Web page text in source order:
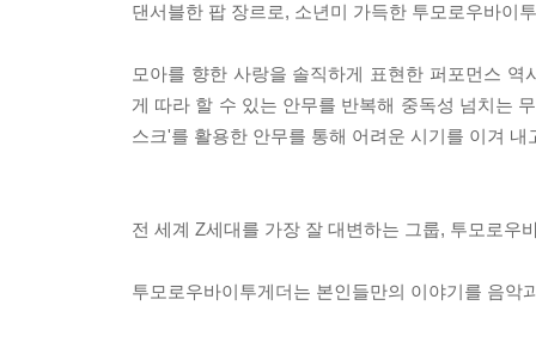
댄서블한 팝 장르로, 소년미 가득한 투모로우바이
모아를 향한 사랑을 솔직하게 표현한 퍼포먼스
게 따라 할 수 있는 안무를 반복해 중독성 넘치는
스크'를 활용한 안무를 통해 어려운 시기를 이겨
전 세계 Z세대를 가장 잘 대변하는 그룹, 투모로우
투모로우바이투게더는 본인들만의 이야기를 음악